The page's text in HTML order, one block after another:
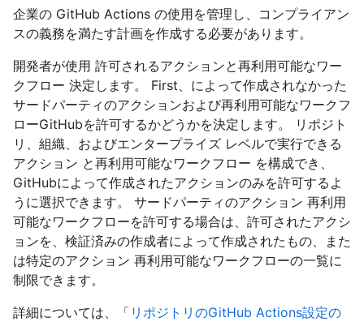
企業の GitHub Actions の使用を管理し、コンプライアン
スの義務を満たす計画を作成する必要があります。
開発者が使用 許可されるアクションと再利用可能なワー
クフロー 決定します。 First、によって作成されなかった
サードパーティのアクションおよび再利用可能なワークフ
ローGitHubを許可するかどうかを決定します。 リポジト
リ、組織、およびエンタープライズ レベルで実行できる
アクション と再利用可能なワークフロー を構成でき、
GitHubによって作成されたアクションのみを許可するよ
うに選択できます。 サードパーティのアクション 再利用
可能なワークフローを許可する場合は、許可されたアクシ
ョンを、検証済みの作成者によって作成されたもの、また
は特定のアクション 再利用可能なワークフローの一覧に
制限できます。
詳細については、「 リポジトリのGitHub Actions設定の